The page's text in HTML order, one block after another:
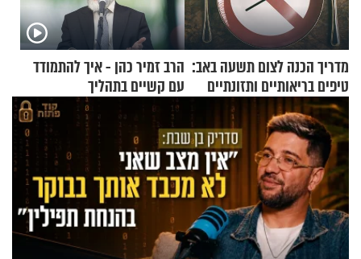
מדריך הכנה לצום תשעה באב:
טיפים בריאותיים ותזונתיים
לשמירה על הגוף
הרב זמיר כהן - איך להתמודד
עם קשיים בתהליך
ההתחזקות?